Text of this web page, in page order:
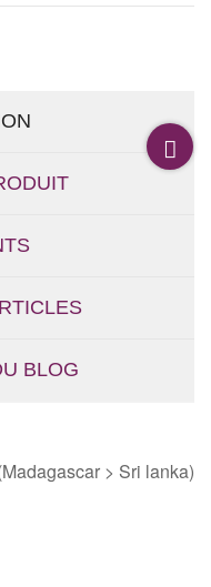
BLOG
> Sri lanka)